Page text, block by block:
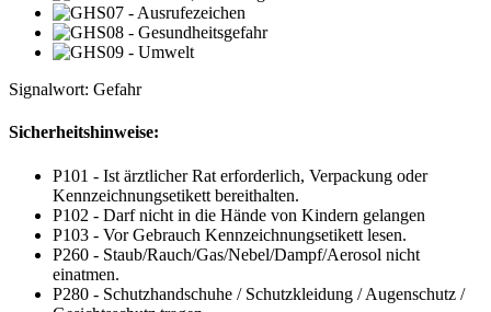
Signalwort: Gefahr
Sicherheitshinweise:
P101 - Ist ärztlicher Rat erforderlich, Verpackung oder
Kennzeichnungsetikett bereithalten.
P102 - Darf nicht in die Hände von Kindern gelangen
P103 - Vor Gebrauch Kennzeichnungsetikett lesen.
P260 - Staub/Rauch/Gas/Nebel/Dampf/Aerosol nicht
einatmen.
P280 - Schutzhandschuhe / Schutzkleidung / Augenschutz /